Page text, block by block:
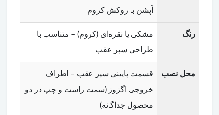
آپشن با روکش کروم
رنگ
مشکی یا نقره‌ای (کروم) – متناسب با
طراحی سپر عقب
محل نصب
قسمت پایینی سپر عقب – اطراف
خروجی اگزوز (سمت راست و چپ در دو
محصول جداگانه)